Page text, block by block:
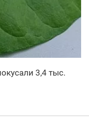
3,4 тыс.